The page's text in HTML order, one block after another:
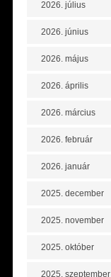
2026. július
2026. június
2026. május
2026. április
2026. március
2026. február
2026. január
2025. december
2025. november
2025. október
2025. szeptember